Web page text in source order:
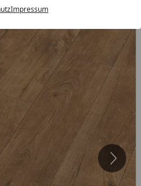
Impressum